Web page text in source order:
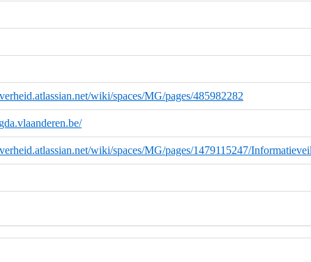
wiki/spaces/MG/pages/485982282
wiki/spaces/MG/pages/1479115247/